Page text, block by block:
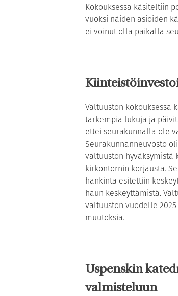
Kokouksessa käsiteltiin
vuoksi näiden asioiden
ei voinut olla paikalla
Valtuuston kokouksessa
tarkempia lukuja ja
ettei seurakunnalla ole
Seurakunnanneuvosto
valtuuston hyväksymistä
kirkontornin korjausta.
hankinta esitettiin
haun keskeyttämistä.
valtuuston vuodelle
muutoksia.
Uspenskin
valmisteluun